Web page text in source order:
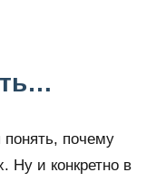
почему
Ну и конкретно в